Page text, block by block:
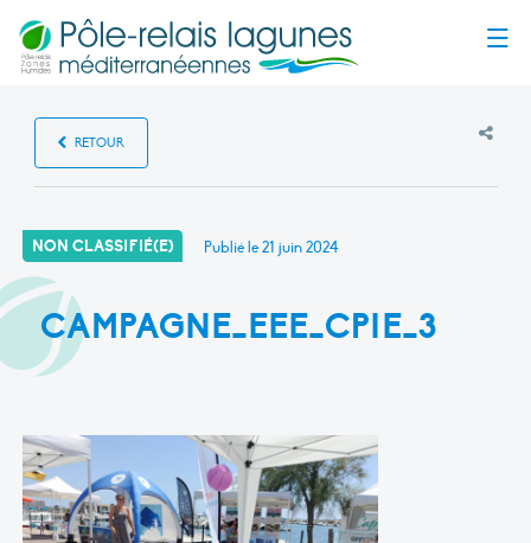
RETOUR
NON CLASSIFIÉ(E) Publié le21 juin 2024
CAMPAGNE_EEE_CPIE_3